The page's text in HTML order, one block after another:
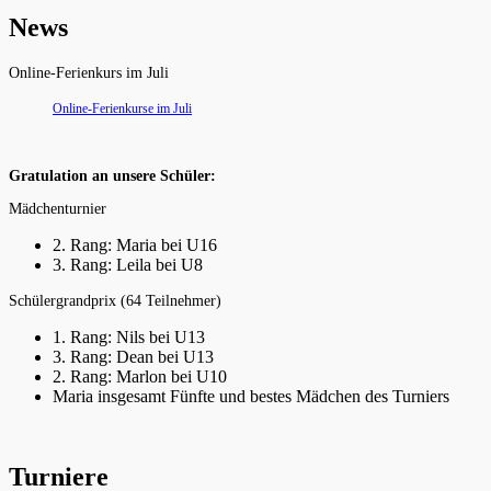
News
Online-Ferienkurs im Juli
Online-Ferienkurse im Juli
Gratulation an unsere Schüler:
Mädchenturnier
2. Rang: Maria bei U16
3. Rang: Leila bei U8
Schülergrandprix (64 Teilnehmer)
1. Rang: Nils bei U13
3. Rang: Dean bei U13
2. Rang: Marlon bei U10
Maria insgesamt Fünfte und bestes Mädchen des Turniers
Turniere